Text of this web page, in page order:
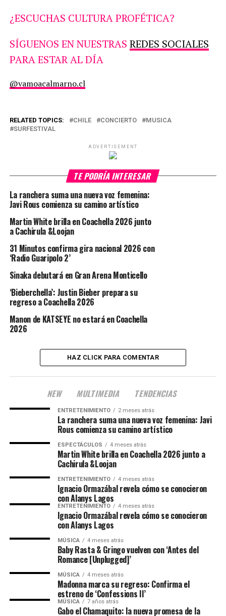
¿ESCUCHAS CULTURA PROFÉTICA?
SÍGUENOS EN NUESTRAS REDES SOCIALES
PARA ESTAR AL DÍA
@vamoacalmarno.cl
RELATED TOPICS: CHILE CONCIERTO
MUSICA
SURFESTIVAL
ADVERTISEMENT
TE PODRÍA INTERESAR
La ranchera suma una nueva voz femenina:
Javi Rous comienza su camino artístico
Martin White brilla en Coachella 2026 junto
a Cachirula &Loojan
31 Minutos confirma gira nacional 2026 con
‘Radio Guaripolo 2’
Sinaka debutará en Gran Arena Monticello
‘Bieberchella’: Justin Bieber prepara su
regreso a Coachella 2026
Manon de KATSEYE no estará en Coachella
2026
HAZ CLICK PARA COMENTAR
NEW MULTIMEDIA TENDENCIAS
ENTRETENIMIENTO 2 meses atrás
La ranchera suma una nueva voz femenina: Javi
Rous comienza su camino artístico
ESPECTÁCULOS 4 meses atrás
Martin White brilla en Coachella 2026 junto a
Cachirula &Loojan
ENTRETENIMIENTO 4 meses atrás
Ignacio Ormazábal revela cómo se conocieron
con Alanys Lagos
ENTRETENIMIENTO 4 meses atrás
Ignacio Ormazábal revela cómo se conocieron
con Alanys Lagos
MÚSICA 4 meses atrás
Baby Rasta & Gringo vuelven con ‘Antes del
Romance [Unplugged]’
MÚSICA 4 meses atrás
Madonna marca su regreso: Confirma el
estreno de ‘Confessions II’
MÚSICA 7 años atrás
Gabo el Chamaquito: la nueva promesa de la